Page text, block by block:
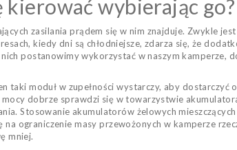
wybierając go?
zasilania prądem się w nim znajduje. Zwykle
kiedy dni są chłodniejsze, zdarza się, że
postanowimy wykorzystać w naszym kamperze,
moduł w zupełności wystarczy, aby dostarczyć
dobrze sprawdzi się w towarzystwie
Stosowanie akumulatorów żelowych
ograniczenie masy przewożonych w kamperze
mniej.